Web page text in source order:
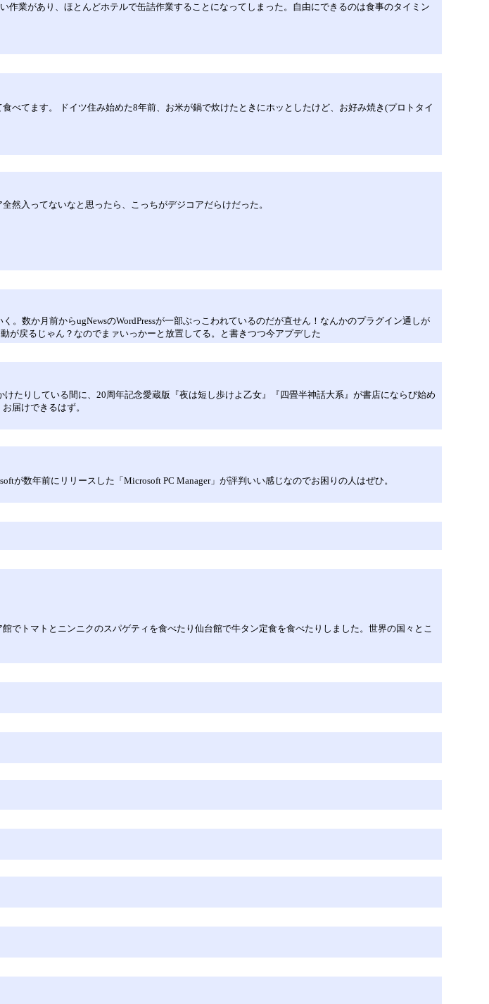
業があり、ほとんどホテルで缶詰作業することになってしまった。自由にできるのは食事のタイミン
てます。 ドイツ住み始めた8年前、お米が鍋で炊けたときにホッとしたけど、お好み焼き(プロトタイ
然入ってないなと思ったら、こっちがデジコアだらけだった。
数か月前からugNewsのWordPressが一部ぶっこわれているのだが直せん！なんかのプラグイン通しが
戻るじゃん？なのでまァいっかーと放置してる。と書きつつ今アプデした
たりしている間に、20周年記念愛蔵版『夜は短し歩けよ乙女』『四畳半神話大系』が書店にならび始め
届けできるはず。
数年前にリリースした「Microsoft PC Manager」が評判いい感じなのでお困りの人はぜひ。
でトマトとニンニクのスパゲティを食べたり仙台館で牛タン定食を食べたりしました。世界の国々とこ